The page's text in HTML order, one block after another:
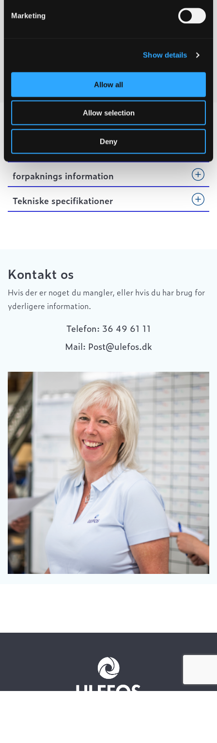
Marketing
Show details
Allow all
Allow selection
Deny
BELASTNINGS KLASSER
Produktegenskaber
forpaknings information
Tekniske specifikationer
Kontakt os
Hvis der er noget du mangler, eller hvis du har brug for
yderligere information.
Telefon: 36 49 61 11
Mail: Post@ulefos.dk